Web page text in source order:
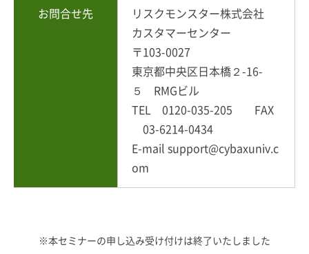
お問合せ先
リスクモンスター株式会社
カスタマーセンター
〒103-0027
東京都中央区日本橋２-16-
５ RMGビル
TEL 0120-035-205 FAX
03-6214-0434
E-mail support@cybaxuniv.c
om
※本セミナーの申し込み受け付けは終了いたしました